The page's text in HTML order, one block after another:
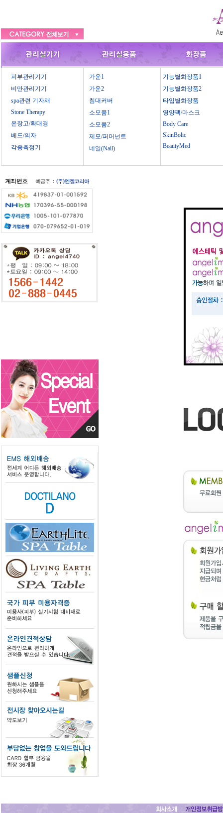
피부관리기기
비만관리기기
spa관련 기자재
Stone Therapy
온장고/확대경
베드/의자
각종측정기
가운1
가운2
침대커버
소모품1
소모품2
제모/퍼머넌트
네일(Nail)
기능별화장품1
기능별화장품2
타입별화장품
영양팩/마스크
Body Care
SkinBolic
BeautyMed